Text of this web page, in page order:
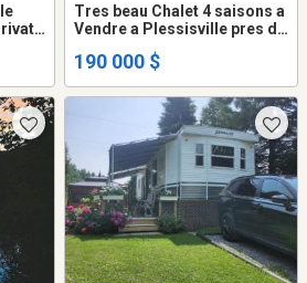
Tres beau Chalet 4 saisons a
Vendre a Plessisville pres du
190 000 $